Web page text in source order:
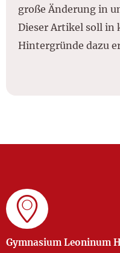
große Änderung in
Dieser Artikel soll in
Hintergründe dazu
Gymnasium Leoninum